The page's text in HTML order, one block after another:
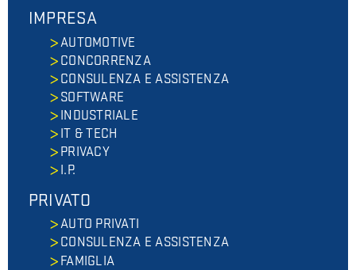
IMPRESA
AUTOMOTIVE
CONCORRENZA
CONSULENZA E ASSISTENZA
SOFTWARE
INDUSTRIALE
IT & TECH
PRIVACY
I.P.
PRIVATO
AUTO PRIVATI
CONSULENZA E ASSISTENZA
FAMIGLIA